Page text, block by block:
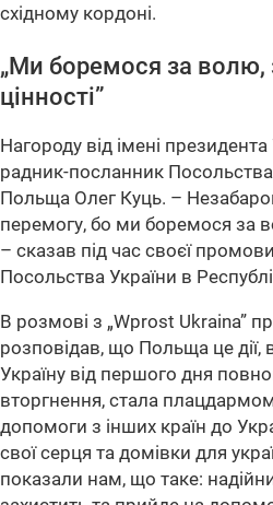
східному кордоні.
„Ми боремося за волю,
цінності”
Нагороду від імені
радник-посланник Посольства
Польща Олег Куць. –
перемогу, бо ми боремося за
– сказав під час своєї
Посольства України в
В розмові з „Wprost Ukraina”
розповідав, що Польща це дії,
Україну від першого дня
вторгнення, стала
допомоги з інших країн до
свої серця та домівки для
показали нам, що таке: